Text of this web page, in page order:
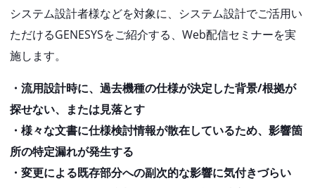
システム設計者様などを対象に、システム設計でご活用い
ただけるGENESYSをご紹介する、Web配信セミナーを実
施します。
・流用設計時に、過去機種の仕様が決定した背景/根拠が
探せない、または見落とす
・様々な文書に仕様検討情報が散在しているため、影響箇
所の特定漏れが発生する
・変更による既存部分への副次的な影響に気付きづらい